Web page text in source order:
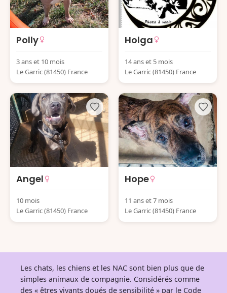
Polly
3 ans et 10 mois
Le Garric (81450) France
Holga
14 ans et 5 mois
Le Garric (81450) France
Angel
10 mois
Le Garric (81450) France
Hope
11 ans et 7 mois
Le Garric (81450) France
Les chats, les chiens et les NAC sont bien plus que de
simples animaux de compagnie. Considérés comme
des « êtres vivants doués de sensibilité » par le Code